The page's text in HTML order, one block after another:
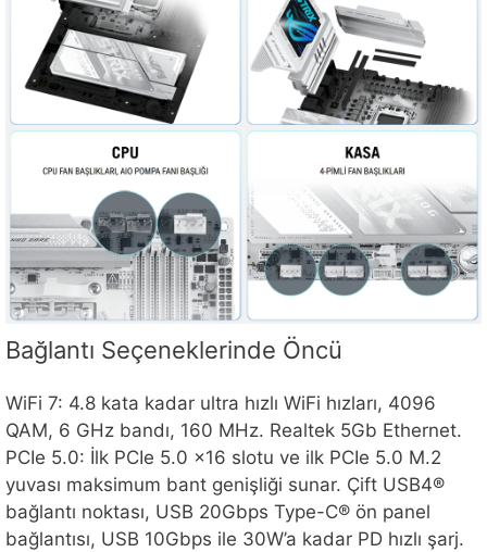
Bağlantı Seçeneklerinde Öncü
WiFi 7: 4.8 kata kadar ultra hızlı WiFi hızları, 4096
QAM, 6 GHz bandı, 160 MHz. Realtek 5Gb Ethernet.
PCIe 5.0: İlk PCIe 5.0 x16 slotu ve ilk PCIe 5.0 M.2
yuvası maksimum bant genişliği sunar. Çift USB4®
bağlantı noktası, USB 20Gbps Type-C® ön panel
bağlantısı, USB 10Gbps ile 30W’a kadar PD hızlı şarj.